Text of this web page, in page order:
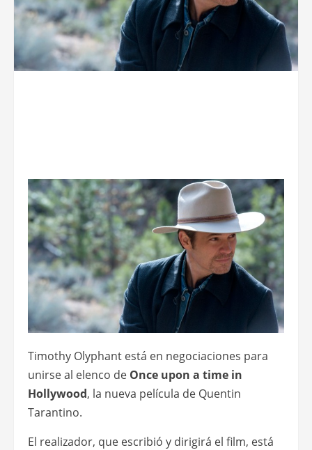
Timothy Olyphant está en negociaciones para
unirse al elenco de Once upon a time in
Hollywood, la nueva película de Quentin
Tarantino.
El realizador, que escribió y dirigirá el film, está